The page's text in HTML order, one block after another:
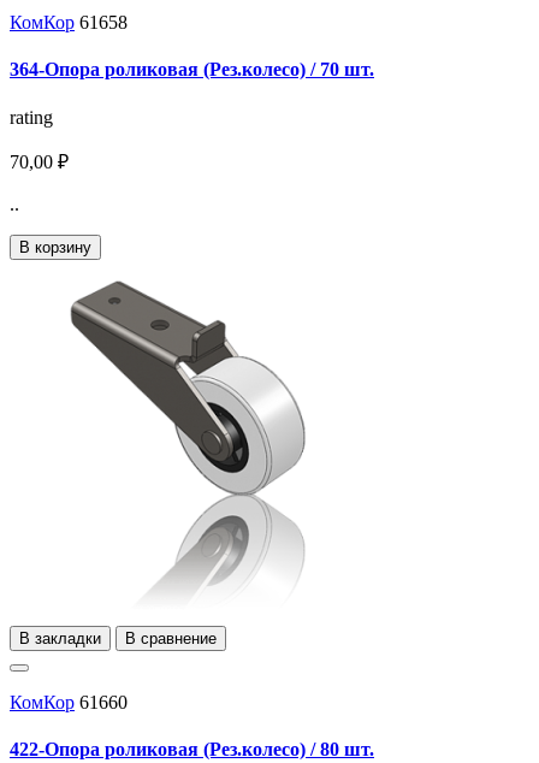
КомКор 61658
364-Опора роликовая (Рез.колесо) / 70 шт.
rating
70,00 ₽
..
В корзину
В закладки В сравнение
КомКор 61660
422-Опора роликовая (Рез.колесо) / 80 шт.